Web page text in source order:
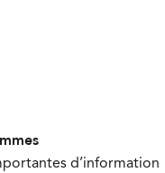
d’information